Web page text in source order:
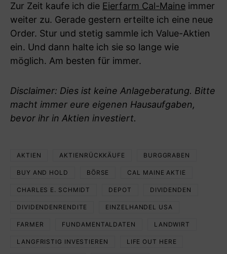
Zur Zeit kaufe ich die Eierfarm Cal-Maine immer
weiter zu. Gerade gestern erteilte ich eine neue
Order. Stur und stetig sammle ich Value-Aktien
ein. Und dann halte ich sie so lange wie
möglich. Am besten für immer.
Disclaimer: Dies ist keine Anlageberatung. Bitte
macht immer eure eigenen Hausaufgaben,
bevor ihr in Aktien investiert.
AKTIEN AKTIENRÜCKKÄUFE BURGGRABEN
BUY AND HOLD BÖRSE CAL MAINE AKTIE
CHARLES E. SCHMIDT DEPOT DIVIDENDEN
DIVIDENDENRENDITE EINZELHANDEL USA
FARMER FUNDAMENTALDATEN LANDWIRT
LANGFRISTIG INVESTIEREN LIFE OUT HERE